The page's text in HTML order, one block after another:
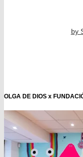
by
OLGA DE DIOS x